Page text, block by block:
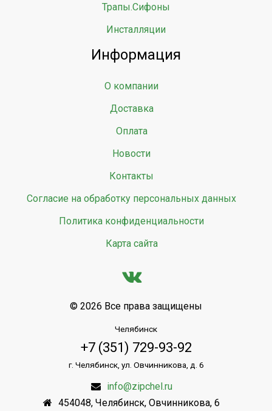
Трапы.Сифоны
Инсталляции
Информация
О компании
Доставка
Оплата
Новости
Контакты
Согласие на обработку персональных данных
Политика конфиденциальности
Карта сайта
© 2026 Все права защищены
Челябинск
+7 (351) 729-93-92
г. Челябинск, ул. Овчинникова, д. 6
info@zipchel.ru
454048, Челябинск, Овчинникова, 6